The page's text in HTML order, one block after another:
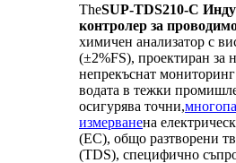
TheSUP-TDS210-C
контролер за
химичен анализатор с
(±2%FS), проектиран за
непрекъснат мониторинг
водата в тежки
осигурява точни,
измерванена
(EC), общо разтворени
(TDS), специфично